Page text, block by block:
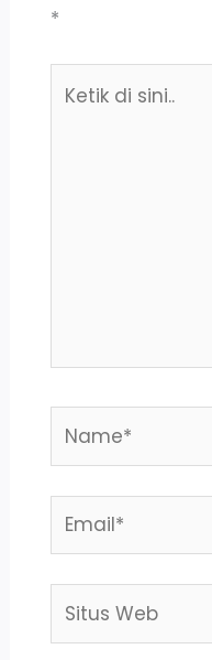
*
Name*
Email*
Situs